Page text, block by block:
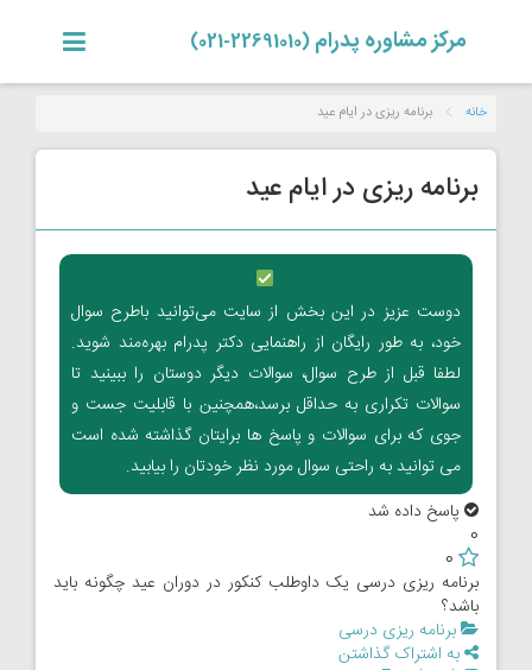
مرکز مشاوره پدرام (22691010-021)
خانه برنامه ریزی در ایام عید
برنامه ریزی در ایام عید
دوست عزیز در این بخش از سایت می‌توانید باطرح سوال
خود، به طور رایگان از راهنمایی دکتر پدرام بهره‌مند شوید.
لطفا قبل از طرح سوال، سوالات دیگر دوستان را ببینید تا
سوالات تکراری به حداقل برسد،همچنین با قابلیت جست و
جوی که برای سوالات و پاسخ ها برایتان گذاشته شده است
می توانید به راحتی سوال مورد نظر خودتان را بیابید.
پاسخ داده شد
0
0
برنامه ریزی درسی یک داوطلب کنکور در دوران عید چگونه باید
باشد؟
برنامه ریزی درسی
به اشتراک گذاشتن